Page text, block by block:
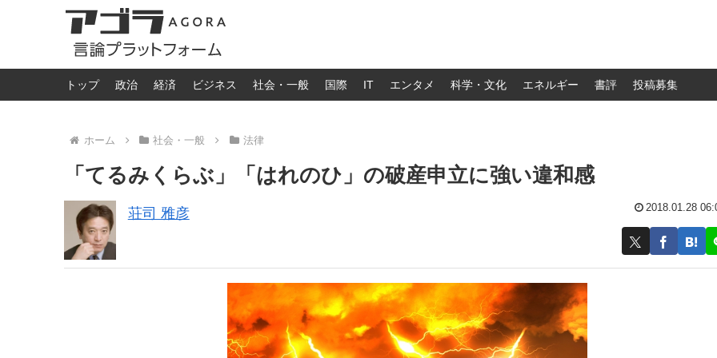
トップ 政治 経済 ビジネス 社会・一般 国際 IT エンタメ 科学・文化 エネルギー 書評 投稿募集
ホーム 社会・一般 法律
「てるみくらぶ」「はれのひ」の破産申立に強い違和感
荘司 雅彦 2018.01.28